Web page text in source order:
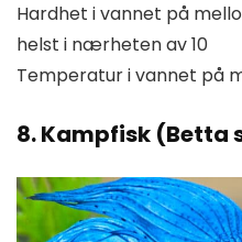
Hardhet i vannet på
helst i nærheten av 10
Temperatur i vannet på
8. Kampfisk (Betta